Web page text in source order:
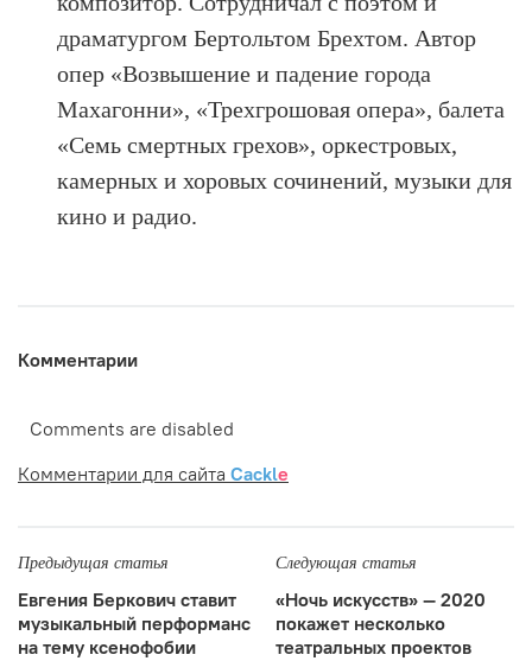
драматургом Бертольтом Брехтом. Автор
опер «Возвышение и падение города
Махагонни», «Трехгрошовая опера», балета
«Семь смертных грехов», оркестровых,
камерных и хоровых сочинений, музыки для
кино и радио.
Комментарии
Comments are disabled
Комментарии для сайта Cackle
Предыдущая статья
Евгения Беркович ставит
музыкальный перформанс
на тему ксенофобии
Следующая статья
«Ночь искусств» — 2020
покажет несколько
театральных проектов